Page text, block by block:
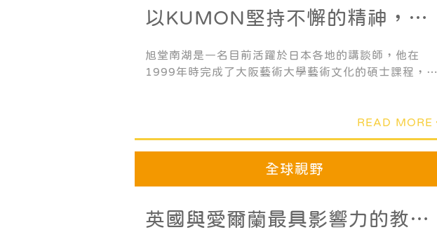
以KUMON堅持不懈的精神，讓
傳統藝能表演傳承不息
旭堂南湖是一名目前活躍於日本各地的講談師，他在
1999年時完成了大阪藝術大學藝術文化的碩士課程，並
READ MORE
全球視野
英國與愛爾蘭最具影響力的教育